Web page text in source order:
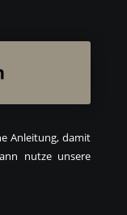
Anleitung, damit
nutze unsere